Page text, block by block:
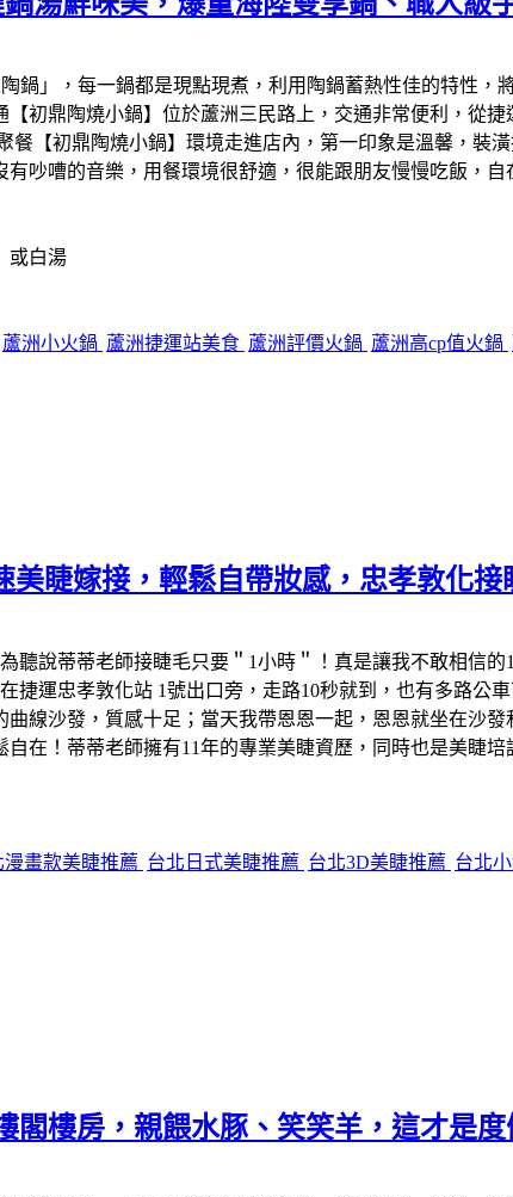
鍋」，每一鍋都是現點現煮，利用陶鍋蓄熱性佳的特性，
初鼎陶燒小鍋】位於蘆洲三民路上，交通非常便利，從
【初鼎陶燒小鍋】環境走進店內，第一印象是溫馨，裝
吵嘈的音樂，用餐環境很舒適，很能跟朋友慢慢吃飯，
或白湯
蘆洲小火鍋 蘆洲捷運站美食 蘆洲評價火鍋 蘆洲高cp值火鍋
睫嫁接，輕鬆自帶妝感，忠孝敦化接
聽說蒂蒂老師接睫毛只要＂1小時＂！真是讓我不敢相信
捷運忠孝敦化站 1號出口旁，走路10秒就到，也有多路公
線沙發，質感十足；當天我帶恩恩一起，恩恩就坐在沙
在！蒂蒂老師擁有11年的專業美睫資歷，同時也是美睫
漫畫款美睫推薦 台北日式美睫推薦 台北3D美睫推薦 台北
樓房，親餵水豚、笑笑羊，這才是度